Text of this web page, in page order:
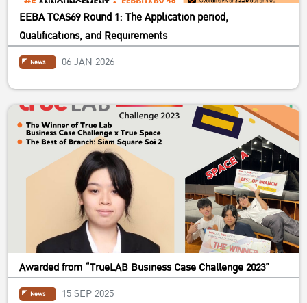
EEBA TCAS69 Round 1: The Application period,
Qualifications, and Requirements
News 06 JAN 2026
Awarded from “TrueLAB Business Case Challenge 2023”
News 15 SEP 2025